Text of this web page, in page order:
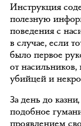
Инструкция
полезную
поведения с
в случае, если
было первое
от
убийцей и
За день до
подобное
проявлением